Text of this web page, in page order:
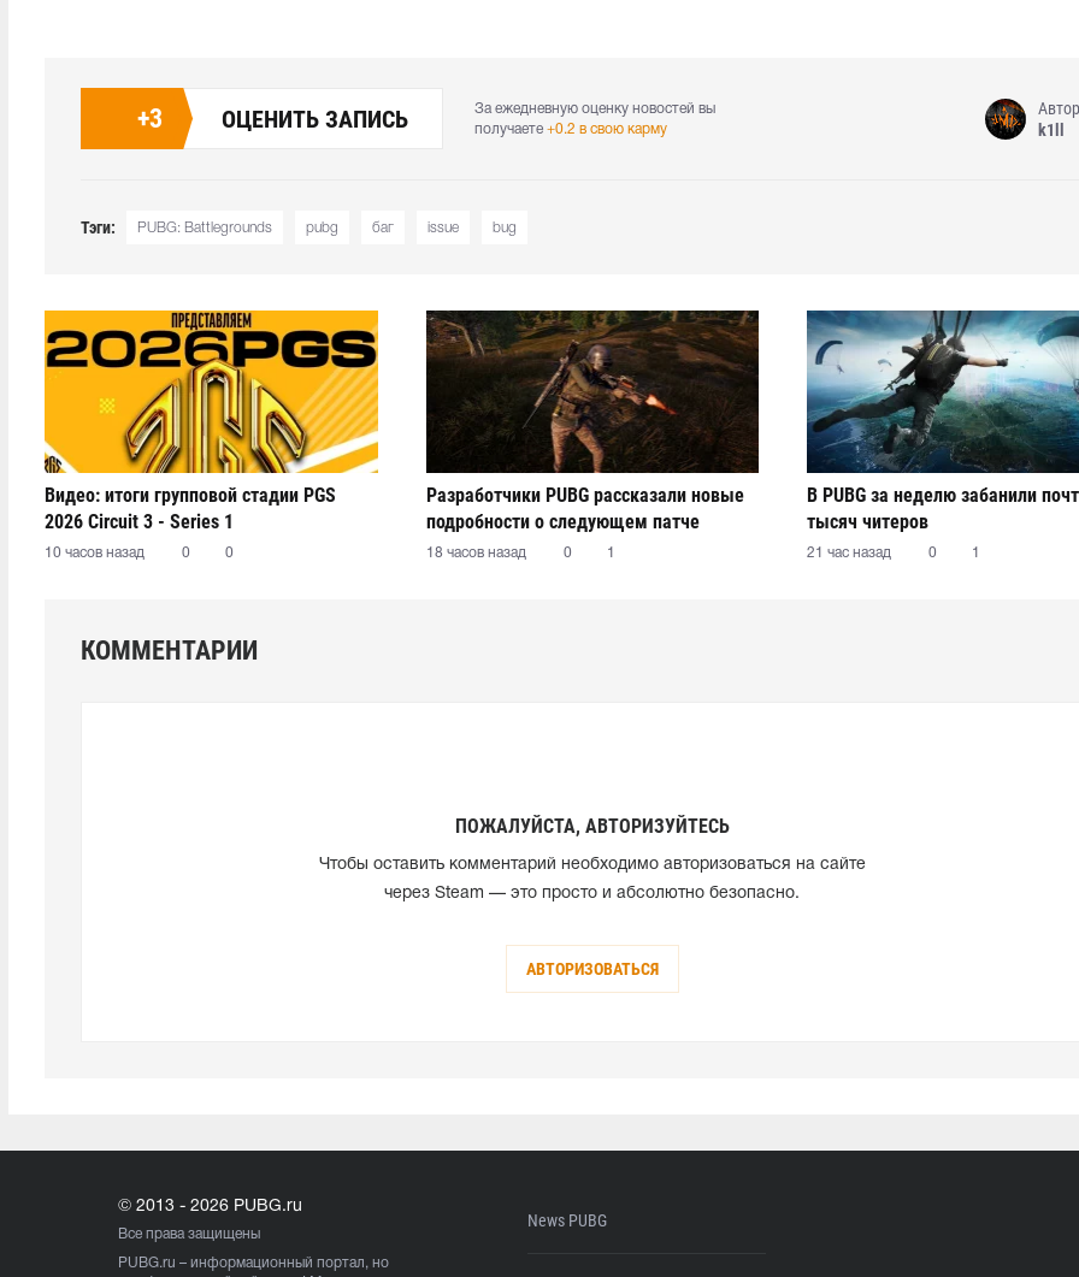
+3 ОЦЕНИТЬ ЗАПИСЬ
За ежедневную оценку новостей вы
получаете +0.2 в свою карму
Автор
k1ll
Тэги: PUBG: Battlegrounds pubg баг issue bug
Видео: итоги групповой стадии PGS
2026 Circuit 3 - Series 1
10 часов назад 0 0
Разработчики PUBG рассказали новые
подробности о следующем патче
18 часов назад 0 1
В PUBG за неделю забанили
тысяч читеров
21 час назад 0 1
КОММЕНТАРИИ
ПОЖАЛУЙСТА, АВТОРИЗУЙТЕСЬ
Чтобы оставить комментарий необходимо авторизоваться на сайте
через Steam — это просто и абсолютно безопасно.
АВТОРИЗОВАТЬСЯ
© 2013 - 2026 PUBG.ru
Все права защищены
PUBG.ru – информационный портал, но
News PUBG